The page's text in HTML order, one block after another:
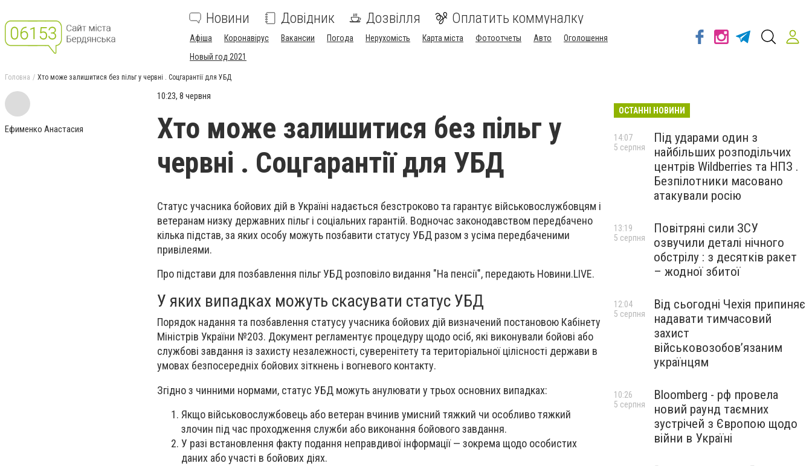
Новини Довідник Дозвілля Оплатить коммуналку
Афіша Коронавірус Вакансии Погода Нерухомість Карта міста Фотоотчеты Авто
Оголошення
Новый год 2021
Головна Хто може залишитися без пільг у червні . Соцгарантії для УБД
Ефименко Анастасия
10:23, 8 червня
Хто може залишитися без пільг у
червні . Соцгарантії для УБД
Статус учасника бойових дій в Україні надається безстроково та гарантує військовослужбовцям і
ветеранам низку державних пільг і соціальних гарантій. Водночас законодавством передбачено
кілька підстав, за яких особу можуть позбавити статусу УБД разом з усіма передбаченими
привілеями.
Про підстави для позбавлення пільг УБД розповіло видання "На пенсії", передають Новини.LIVE.
У яких випадках можуть скасувати статус УБД
Порядок надання та позбавлення статусу учасника бойових дій визначений постановою Кабінету
Міністрів України №203. Документ регламентує процедуру щодо осіб, які виконували бойові або
службові завдання із захисту незалежності, суверенітету та територіальної цілісності держави в
умовах безпосередніх бойових зіткнень і вогневого контакту.
Згідно з чинними нормами, статус УБД можуть анулювати у трьох основних випадках:
Якщо військовослужбовець або ветеран вчинив умисний тяжкий чи особливо тяжкий
злочин під час проходження служби або виконання бойового завдання.
У разі встановлення факту подання неправдивої інформації — зокрема щодо особистих
даних або участі в бойових діях.
ОСТАННІ НОВИНИ
Під ударами один з
найбільших розподільчих
центрів Wildberries та НПЗ .
Безпілотники масовано
атакували росію
14:07
5 серпня
Повітряні сили ЗСУ
озвучили деталі нічного
обстрілу : з десятків ракет
– жодної збитої
13:19
5 серпня
Від сьогодні Чехія припиняє
надавати тимчасовий
захист
військовозобов’язаним
українцям
12:04
5 серпня
Bloomberg - рф провела
новий раунд таємних
зустрічей з Європою щодо
війни в Україні
10:26
5 серпня